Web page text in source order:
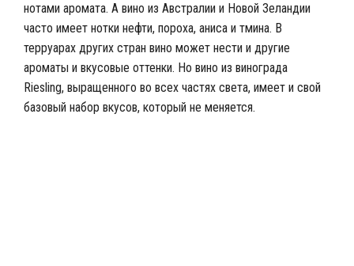
нотами аромата. А вино из Австралии и Новой Зеландии
часто имеет нотки нефти, пороха, аниса и тмина. В
терруарах других стран вино может нести и другие
ароматы и вкусовые оттенки. Но вино из винограда
Riesling, выращенного во всех частях света, имеет и свой
базовый набор вкусов, который не меняется.